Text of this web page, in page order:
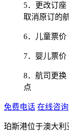
5．更改订
取消原订的
6．儿童票价
7．婴儿票价
8．航司更
点
免费电话 在线咨询
珀斯港位于澳大